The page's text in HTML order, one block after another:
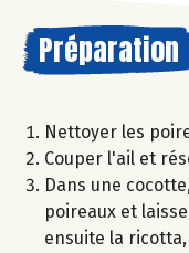
Préparation
Nettoyer les
Couper l'ail et
Dans une
poireaux et
ensuite la